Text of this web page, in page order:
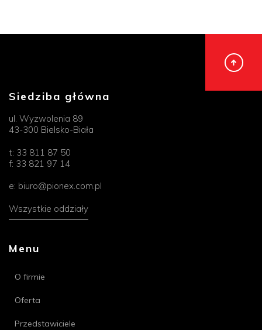
Siedziba główna
ul. Wyzwolenia 89
43-300 Bielsko-Biała
t: 33 811 87 50
f: 33 821 97 14
e: biuro@pionex.com.pl
Wszystkie oddziały
Menu
O firmie
Oferta
Przedstawiciele